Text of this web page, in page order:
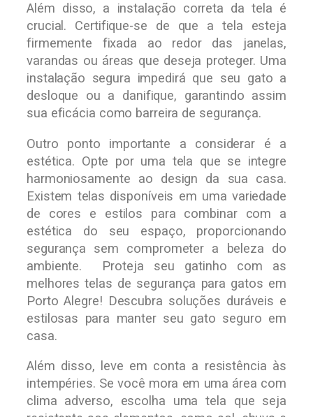
Além disso, a instalação correta da tela é
crucial. Certifique-se de que a tela esteja
firmemente fixada ao redor das janelas,
varandas ou áreas que deseja proteger. Uma
instalação segura impedirá que seu gato a
desloque ou a danifique, garantindo assim
sua eficácia como barreira de segurança.
Outro ponto importante a considerar é a
estética. Opte por uma tela que se integre
harmoniosamente ao design da sua casa.
Existem telas disponíveis em uma variedade
de cores e estilos para combinar com a
estética do seu espaço, proporcionando
segurança sem comprometer a beleza do
ambiente. Proteja seu gatinho com as
melhores telas de segurança para gatos em
Porto Alegre! Descubra soluções duráveis e
estilosas para manter seu gato seguro em
casa.
Além disso, leve em conta a resistência às
intempéries. Se você mora em uma área com
clima adverso, escolha uma tela que seja